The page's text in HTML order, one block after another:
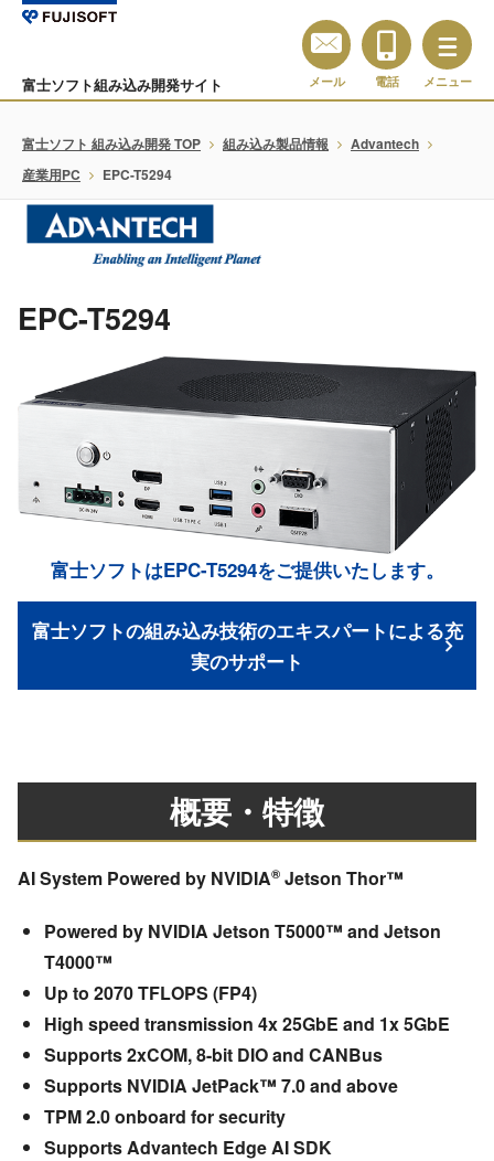
富士ソフト組み込み開発サイト メール 電話 メニュー
富士ソフト 組み込み開発 TOP 組み込み製品情報
Advantech
産業用PC
EPC-T5294
EPC-T5294
富士ソフトはEPC-T5294をご提供いたします。
富士ソフトの組み込み技術のエキスパートによる充
実のサポート
概要・特徴
AI System Powered by NVIDIA®Jetson Thor™
Powered by NVIDIA Jetson T5000™ and Jetson
T4000™
Up to 2070 TFLOPS (FP4)
High speed transmission 4x 25GbE and 1x 5GbE
Supports 2xCOM, 8-bit DIO and CANBus
Supports NVIDIA JetPack™ 7.0 and above
TPM 2.0 onboard for security
Supports Advantech Edge AI SDK